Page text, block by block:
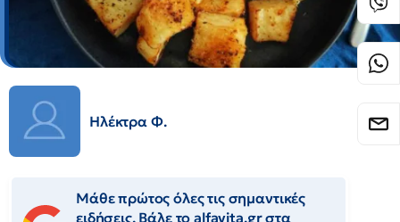
Ηλέκτρα Φ.
Μάθε πρώτος όλες τις σημαντικές
ειδήσεις. Βάλε το alfavita.gr στα